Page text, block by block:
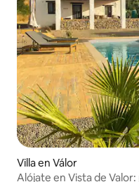
Villa en Válor
Alójate en Vista de